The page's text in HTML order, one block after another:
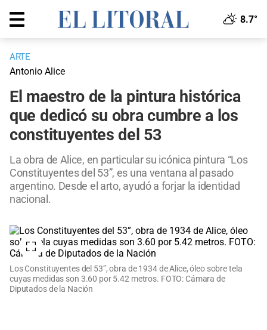
8.7°
ARTE
Antonio Alice
El maestro de la pintura histórica
que dedicó su obra cumbre a los
constituyentes del 53
La obra de Alice, en particular su icónica pintura “Los
Constituyentes del 53”, es una ventana al pasado
argentino. Desde el arto, ayudó a forjar la identidad
nacional.
Los Constituyentes del 53”, obra de 1934 de Alice, óleo sobre tela
cuyas medidas son 3.60 por 5.42 metros. FOTO: Cámara de
Diputados de la Nación